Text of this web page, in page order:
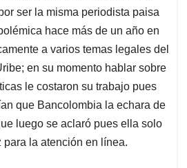
ser la misma periodista paisa
hace más de un año en
a varios temas legales del
en su momento hablar sobre
le costaron su trabajo pues
que Bancolombia la echara de
luego se aclaró pues ella solo
para la atención en línea.